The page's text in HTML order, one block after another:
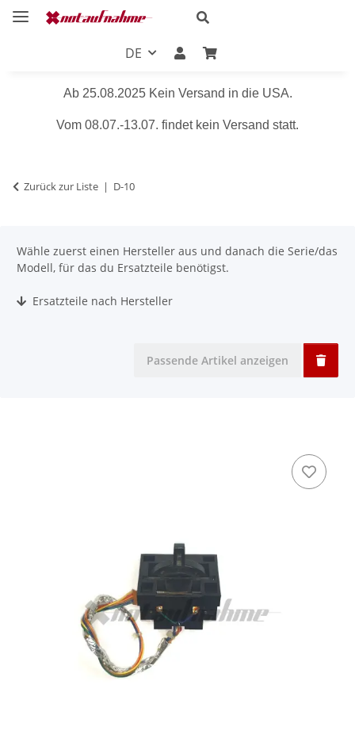
DE
Ab 25.08.2025 Kein Versand in die USA.
Vom 08.07.-13.07. findet kein Versand statt.
Zurück zur Liste D-10
Wähle zuerst einen Hersteller aus und danach die Serie/das
Modell, für das du Ersatzteile benötigst.
Ersatzteile nach Hersteller
Passende Artikel anzeigen